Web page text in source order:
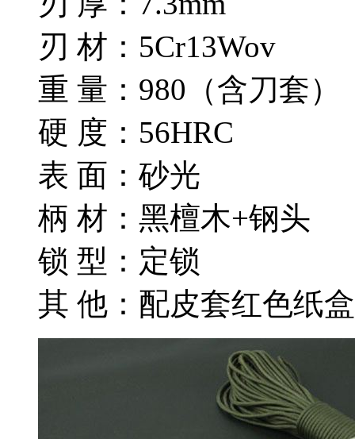
刃 材：5Cr13Wov
重 量：980（含刀套）
硬 度：56HRC
表 面：砂光
柄 材：黑檀木+钢头
锁 型：定锁
其 他：配皮套红色纸盒